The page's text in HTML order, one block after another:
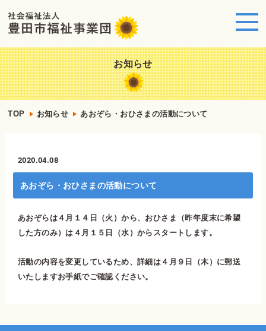
お知らせ
TOP お知らせ あおぞら・おひさまの活動について
2020.04.08
あおぞら・おひさまの活動について
あおぞらは４月１４日（火）から、おひさま（昨年度末に希望
した方のみ）は４月１５日（水）からスタートします。
活動の内容を変更しているため、詳細は４月９日（木）に郵送
いたしますお手紙でご確認ください。